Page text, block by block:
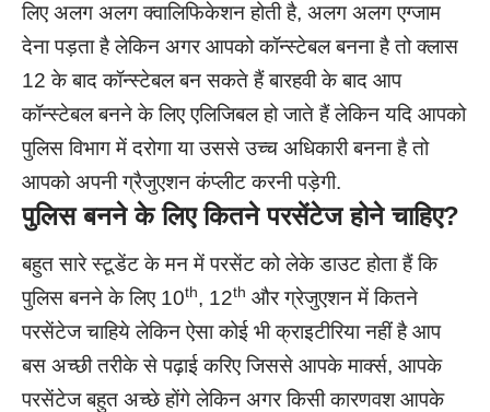
लिए अलग अलग क्वालिफिकेशन होती है, अलग अलग एग्जाम
देना पड़ता है लेकिन अगर आपको कॉन्स्टेबल बनना है तो क्लास
12 के बाद कॉन्स्टेबल बन सकते हैं बारहवी के बाद आप
कॉन्स्टेबल बनने के लिए एलिजिबल हो जाते हैं लेकिन यदि आपको
पुलिस विभाग में दरोगा या उससे उच्च अधिकारी बनना है तो
आपको अपनी ग्रैजुएशन कंप्लीट करनी पड़ेगी.
पुलिस बनने के लिए कितने परसेंटेज होने चाहिए?
बहुत सारे स्टूडेंट के मन में परसेंट को लेके डाउट होता हैं कि
पुलिस बनने के लिए 10th, 12th और ग्रेजुएशन में कितने
परसेंटेज चाहिये लेकिन ऐसा कोई भी क्राइटीरिया नहीं है आप
बस अच्छी तरीके से पढ़ाई करिए जिससे आपके मार्क्स, आपके
परसेंटेज बहुत अच्छे होंगे लेकिन अगर किसी कारणवश आपके